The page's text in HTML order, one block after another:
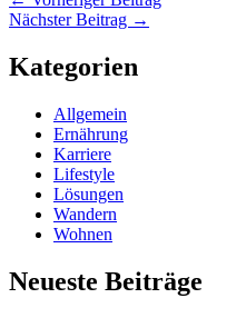
Nächster Beitrag →
Kategorien
Allgemein
Ernährung
Karriere
Lifestyle
Lösungen
Wandern
Wohnen
Neueste Beiträge